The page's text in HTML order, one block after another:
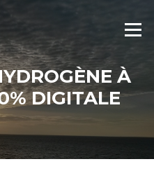
Menu
À
DIGITALE